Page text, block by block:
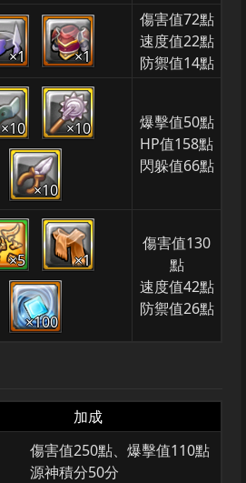
×1 ×1
傷害值72點
速度值22點
防禦值14點
×10 ×10
×10
爆擊值50點
HP值158點
閃躲值66點
×5 ×1
×100
傷害值130
點
速度值42點
防禦值26點
加成
傷害值250點、爆擊值110點
源神積分50分